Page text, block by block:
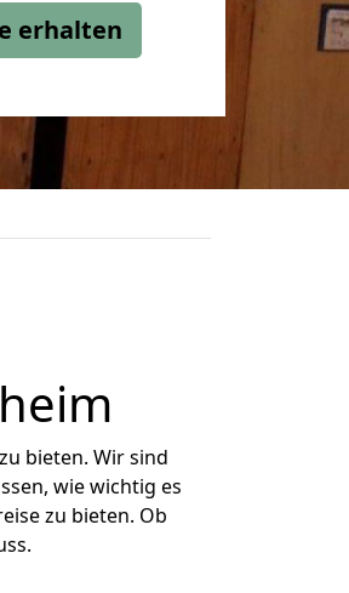
erhalten
zu bieten. Wir sind
wie wichtig es
zu bieten. Ob